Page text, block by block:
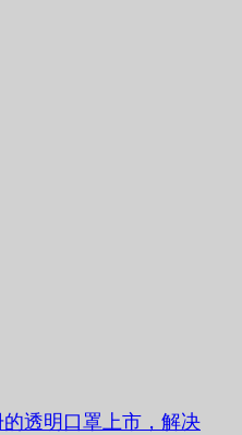
透明口罩上市，解决